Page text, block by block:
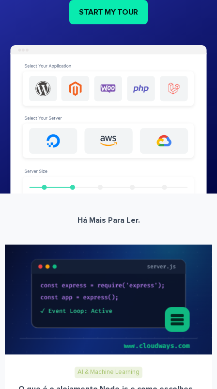
START MY TOUR
Há Mais Para Ler.
AI & Machine Learning